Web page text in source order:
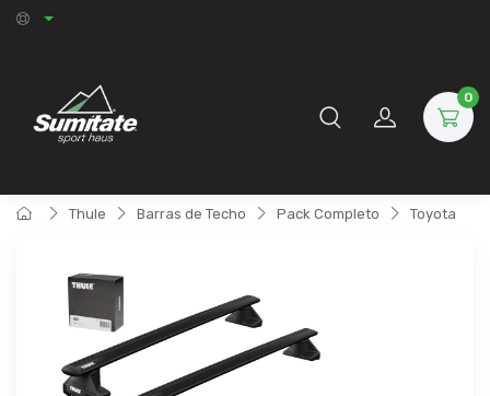
0
Thule Barras de Techo Pack Completo Toyota